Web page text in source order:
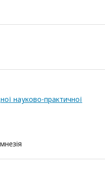
науково-практичної